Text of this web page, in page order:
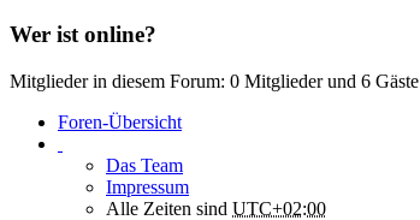
Wer ist online?
Mitglieder in diesem Forum: 0 Mitglieder und 6 Gäste
Foren-Übersicht
Das Team
Impressum
Alle Zeiten sind UTC+02:00